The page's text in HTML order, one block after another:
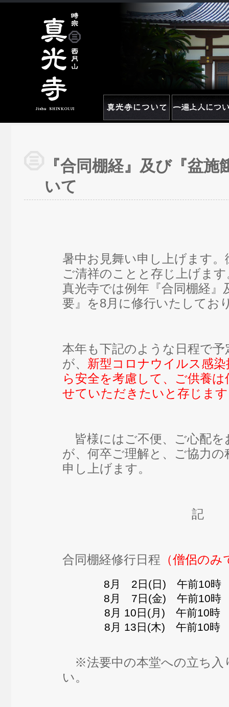
『合同棚経』及び『盆施
いて
暑中お見舞い申し上げます
ご清祥のことと存じ上げます
真光寺では例年『合同棚経』
要』を8月に修行いたしてお
本年も下記のような日程で
が、 新型コロナウイルス感
ら安全を考慮して、ご供養
せていただきたいと存じま
皆様にはご不便、ご心配を
が、何卒ご理解と、ご協力
申し上げます。
記
合同棚経修行日程 （僧侶の
8月 2日(日) 午前10
8月 7日(金) 午前10
8月 10日(月) 午前10
8月 13日(木) 午前10
※法要中の本堂への立ち入
い。